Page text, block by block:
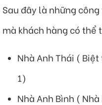
Sau đây là những
mà khách hàng có thể
Nhà Anh Thái (
1)
Nhà Anh Bình (